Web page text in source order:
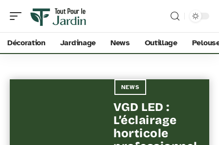
Décoration Jardinage News Outillage
NEWS
VGD LED :
L’éclairage
horticole